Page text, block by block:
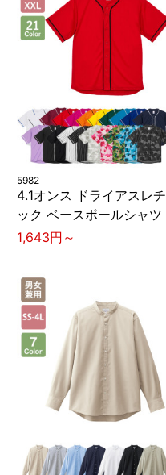
5982
4.1オンス ドライアスレチ
ック ベースボールシャツ
1,643円～